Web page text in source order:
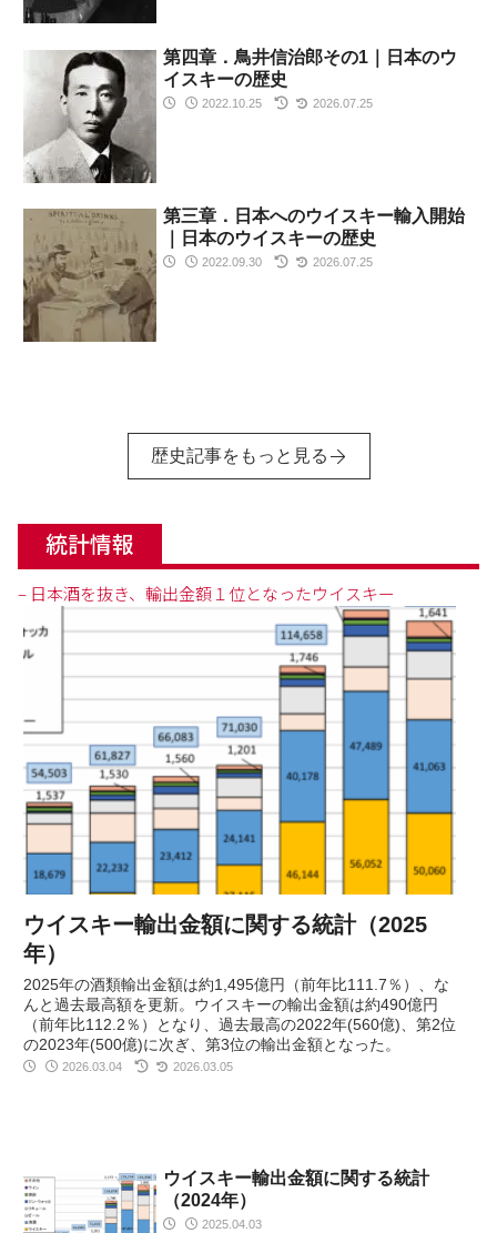
第四章．鳥井信治郎その1｜日本のウ
イスキーの歴史
2022.10.25 2026.07.25
第三章．日本へのウイスキー輸入開始
｜日本のウイスキーの歴史
2022.09.30 2026.07.25
歴史記事をもっと見る
統計情報
– 日本酒を抜き、輸出金額１位となったウイスキー
ウイスキー輸出金額に関する統計（2025
年）
2025年の酒類輸出金額は約1,495億円（前年比111.7％）、な
んと過去最高額を更新。ウイスキーの輸出金額は約490億円
（前年比112.2％）となり、過去最高の2022年(560億)、第2位
の2023年(500億)に次ぎ、第3位の輸出金額となった。
2026.03.04 2026.03.05
ウイスキー輸出金額に関する統計
（2024年）
2025.04.03